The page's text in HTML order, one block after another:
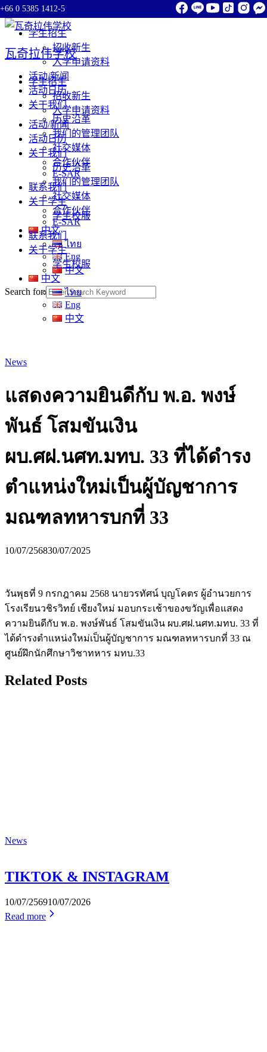
Skip to content
+66 0 5385 1412-5
瓦奇拉伟学校
学生招生
招收新生
入学申请资料
活动/新闻
活动日历
关于我们
历史沿革
我们的管理团队
社交媒体
合作伙伴
E-SAR
联系我们
关于学生
学生校服
中文
ไทย
Eng
中文
学生招生
招收新生
入学申请资料
活动/新闻
活动日历
关于我们
历史沿革
我们的管理团队
社交媒体
合作伙伴
E-SAR
联系我们
关于学生
学生校服
中文
ไทย
Eng
中文
Search for:
News
แสดงความยินดีกับ พ.อ. พงษ์
พันธ์ โสมขันเงิน
ผบ.ศฝ.นศท.มทบ. 33 ที่ได้ดำรง
ตำแหน่งใหม่เป็นผู้บัญชาการ
มณฑลทหารบกที่ 33
10/07/256830/07/2025
วันพุธที่ 9 กรกฎาคม 2568 นายวรทัศน์ บุญโคตร ผู้อำนวยการ
โรงเรียนวชิรวิทย์ เชียงใหม่ มอบกระเช้าของขวัญเพื่อแสดง
ความยินดีกับ พ.อ. พงษ์พันธ์ โสมขันเงิน ผบ.ศฝ.นศท.มทบ. 33 ที่
ได้ดำรงตำแหน่งใหม่เป็นผู้บัญชาการ มณฑลทหารบกที่ 33 ณ
ศูนย์ฝึกนักศึกษาวิชาทหาร มทบ.33
Related Posts
News
TIKTOK & INSTAGRAM
10/07/256910/07/2026
Read more